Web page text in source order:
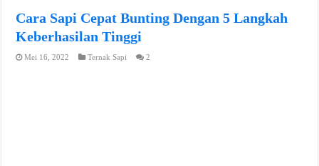
Cara Sapi Cepat Bunting Dengan 5 Langkah
Keberhasilan Tinggi
Mei 16, 2022 Ternak Sapi 2